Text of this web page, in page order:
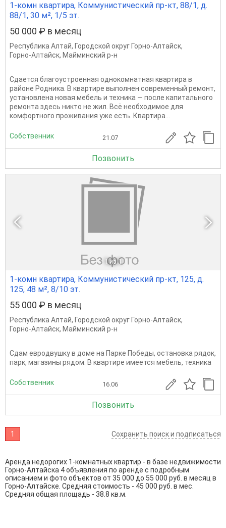
1-комн квартира, Коммунистический пр-кт, 88/1, д.
88/1, 30 м², 1/5 эт.
50 000 ₽ в месяц
Республика Алтай, Городской округ Горно-Алтайск,
Горно-Алтайск, Майминский р-н
Сдается благоустроенная однокомнатная квартира в
районе Родника. В квартире выполнен современный ремонт,
установлена новая мебель и техника — после капитального
ремонта здесь никто не жил. Всё необходимое для
комфортного проживания уже есть. Квартира...
Собственник 21.07
Позвонить
1 из 1
1-комн квартира, Коммунистический пр-кт, 125, д.
125, 48 м², 8/10 эт.
55 000 ₽ в месяц
Республика Алтай, Городской округ Горно-Алтайск,
Горно-Алтайск, Майминский р-н
Сдам евродвушку в доме на Парке Победы, остановка рядок,
парк, магазины рядом. В квартире имеется мебель, техника
Собственник 16.06
Позвонить
1 Сохранить поиск и подписаться
Аренда недорогих 1-комнатных квартир - в базе недвижимости
Горно-Алтайска 4 объявления по аренде с подробным
описанием и фото объектов от 35 000 до 55 000 руб. в месяц в
Горно-Алтайске. Средняя стоимость - 45 000 руб. в мес.
Средняя общая площадь - 38.8 кв.м.